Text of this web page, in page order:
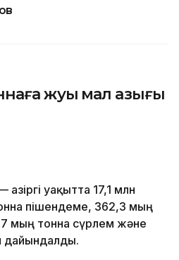
жуық мал азығы
уақытта 17,1 млн
пішендеме, 362,3 мың
мың тонна сүрлем және
дайындалды.